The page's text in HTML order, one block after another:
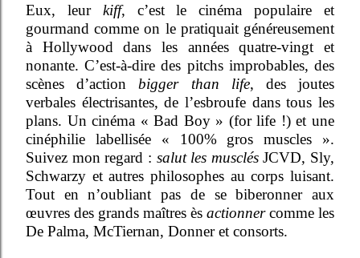
Eux, leur kiff, c’est le cinéma populaire et
gourmand comme on le pratiquait généreusement
à Hollywood dans les années quatre-vingt et
nonante. C’est-à-dire des pitchs improbables, des
scènes d’actionbigger than life, des joutes
verbales électrisantes, de l’esbroufe dans tous les
plans. Un cinéma « Bad Boy » (for life !) et une
cinéphilie labellisée « 100% gros muscles ».
Suivez mon regard : salut les musclésJCVD, Sly,
Schwarzy et autres philosophes au corps luisant.
Tout en n’oubliant pas de se biberonner aux
œuvres des grands maîtres ès actionnercomme les
De Palma, McTiernan, Donner et consorts.